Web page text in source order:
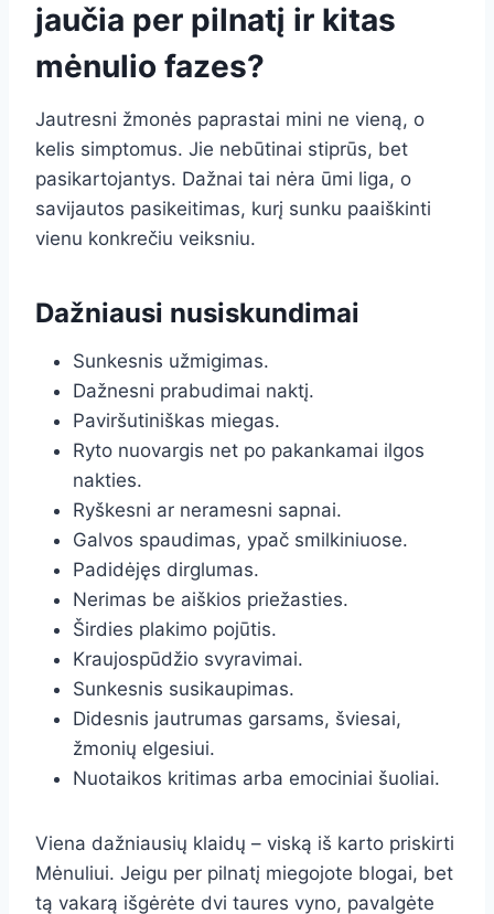
jaučia per pilnatį ir kitas
mėnulio fazes?
Jautresni žmonės paprastai mini ne vieną, o
kelis simptomus. Jie nebūtinai stiprūs, bet
pasikartojantys. Dažnai tai nėra ūmi liga, o
savijautos pasikeitimas, kurį sunku paaiškinti
vienu konkrečiu veiksniu.
Dažniausi nusiskundimai
Sunkesnis užmigimas.
Dažnesni prabudimai naktį.
Paviršutiniškas miegas.
Ryto nuovargis net po pakankamai ilgos
nakties.
Ryškesni ar neramesni sapnai.
Galvos spaudimas, ypač smilkiniuose.
Padidėjęs dirglumas.
Nerimas be aiškios priežasties.
Širdies plakimo pojūtis.
Kraujospūdžio svyravimai.
Sunkesnis susikaupimas.
Didesnis jautrumas garsams, šviesai,
žmonių elgesiui.
Nuotaikos kritimas arba emociniai šuoliai.
Viena dažniausių klaidų – viską iš karto priskirti
Mėnuliui. Jeigu per pilnatį miegojote blogai, bet
tą vakarą išgėrėte dvi taures vyno, pavalgėte